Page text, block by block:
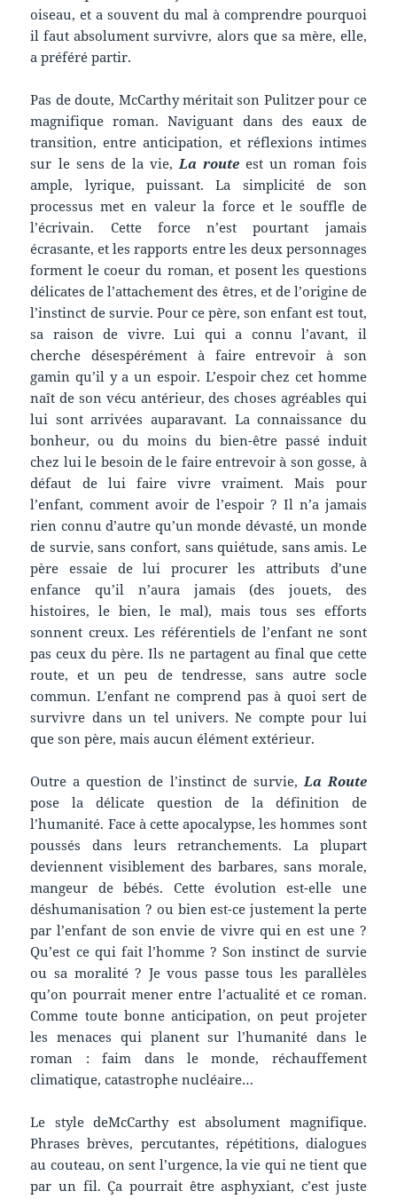
oiseau, et a souvent du mal à comprendre pourquoi
il faut absolument survivre, alors que sa mère, elle,
a préféré partir.
Pas de doute, McCarthy méritait son Pulitzer pour ce
magnifique roman. Naviguant dans des eaux de
transition, entre anticipation, et réflexions intimes
sur le sens de la vie, La route est un roman fois
ample, lyrique, puissant. La simplicité de son
processus met en valeur la force et le souffle de
l’écrivain. Cette force n’est pourtant jamais
écrasante, et les rapports entre les deux personnages
forment le coeur du roman, et posent les questions
délicates de l’attachement des êtres, et de l’origine de
l’instinct de survie. Pour ce père, son enfant est tout,
sa raison de vivre. Lui qui a connu l’avant, il
cherche désespérément à faire entrevoir à son
gamin qu’il y a un espoir. L’espoir chez cet homme
naît de son vécu antérieur, des choses agréables qui
lui sont arrivées auparavant. La connaissance du
bonheur, ou du moins du bien-être passé induit
chez lui le besoin de le faire entrevoir à son gosse, à
défaut de lui faire vivre vraiment. Mais pour
l’enfant, comment avoir de l’espoir ? Il n’a jamais
rien connu d’autre qu’un monde dévasté, un monde
de survie, sans confort, sans quiétude, sans amis. Le
père essaie de lui procurer les attributs d’une
enfance qu’il n’aura jamais (des jouets, des
histoires, le bien, le mal), mais tous ses efforts
sonnent creux. Les référentiels de l’enfant ne sont
pas ceux du père. Ils ne partagent au final que cette
route, et un peu de tendresse, sans autre socle
commun. L’enfant ne comprend pas à quoi sert de
survivre dans un tel univers. Ne compte pour lui
que son père, mais aucun élément extérieur.
Outre a question de l’instinct de survie, La Route
pose la délicate question de la définition de
l’humanité. Face à cette apocalypse, les hommes sont
poussés dans leurs retranchements. La plupart
deviennent visiblement des barbares, sans morale,
mangeur de bébés. Cette évolution est-elle une
déshumanisation ? ou bien est-ce justement la perte
par l’enfant de son envie de vivre qui en est une ?
Qu’est ce qui fait l’homme ? Son instinct de survie
ou sa moralité ? Je vous passe tous les parallèles
qu’on pourrait mener entre l’actualité et ce roman.
Comme toute bonne anticipation, on peut projeter
les menaces qui planent sur l’humanité dans le
roman : faim dans le monde, réchauffement
climatique, catastrophe nucléaire…
Le style deMcCarthy est absolument magnifique.
Phrases brèves, percutantes, répétitions, dialogues
au couteau, on sent l’urgence, la vie qui ne tient que
par un fil. Ça pourrait être asphyxiant, c’est juste